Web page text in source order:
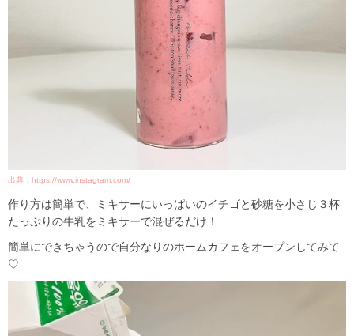
出典：https://www.instagram.com/
作り方は簡単で、ミキサーにいっぱいのイチゴと砂糖を小さじ３杯
たっぷりの牛乳をミキサーで混ぜるだけ！
簡単にできちゃうので自分なりのホームカフェをオープンしてみて
♡